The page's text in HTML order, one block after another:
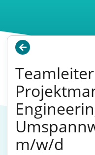
Teamleiter
m/w/d